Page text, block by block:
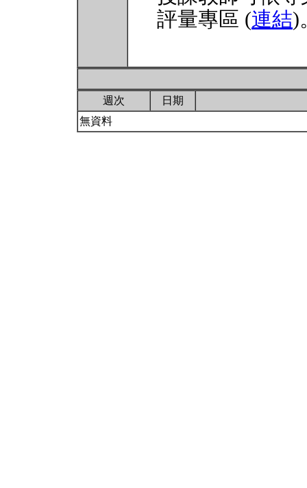
評量專區 (連結)
週次
日期
無資料